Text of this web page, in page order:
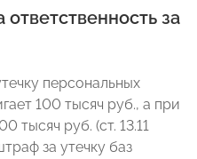
за
персональных
100 тысяч руб., а при
тысяч руб. (ст. 13.11
за утечку баз